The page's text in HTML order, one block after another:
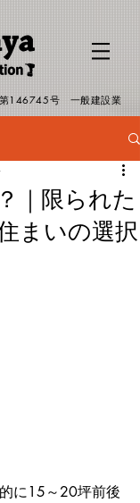
146745号 一般建設業
｜限られた
まいの選択
に15～20坪前後